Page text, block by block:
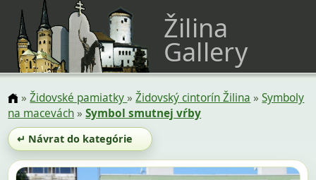
Žilina
Gallery
»Židovské pamiatky»Židovský cintorín Žilina »Symboly
na macevách»Symbol smutnej vŕby
↵ Návrat do kategórie